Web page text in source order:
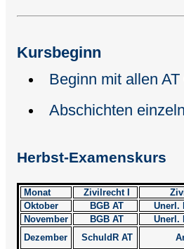
Kursbeginn
Beginn mit allen
Abschichten
Herbst-Examenskurs
Monat Zivilrecht I
Oktober
BGB AT Unerl.
November
BGB AT Unerl.
Dezember
SchuldR AT